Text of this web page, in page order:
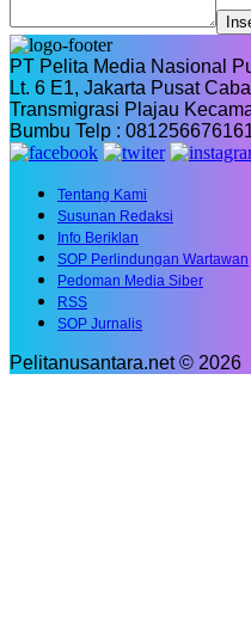
PT Pelita Media Nasional
Lt. 6 E1, Jakarta Pusat
Transmigrasi Plajau
Bumbu Telp :
Tentang Kami
Susunan Redaksi
Info Beriklan
SOP Perlindungan Wartawan
Pedoman Media Siber
RSS
SOP Jurnalis
Pelitanusantara.net © 2026